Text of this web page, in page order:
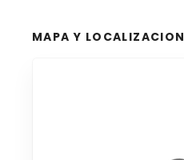
MAPA Y LOCALIZACION